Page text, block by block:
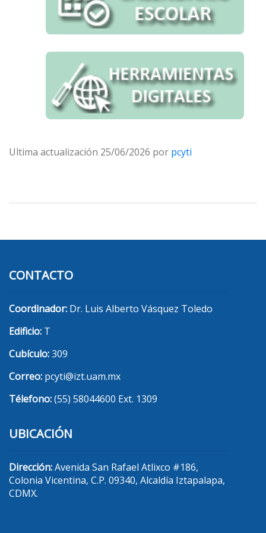
Ultima actualización 25/06/2026 por pcyti
CONTACTO
Coordinador: Dr. Luis Alberto Vásquez Toledo
Edificio: T
Cubículo:309
Correo: pcyti@izt.uam.mx
Télefono:(55) 58044600 Ext. 1309
UBICACIÓN
Dirección:Avenida San Rafael Atlixco #186,
Colonia Vicentina, C.P. 09340, Alcaldía Iztapalapa,
CDMX.